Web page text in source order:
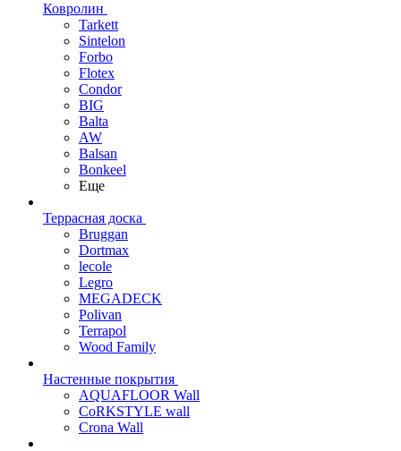
Ковролин
Tarkett
Sintelon
Forbo
Flotex
Condor
BIG
Balta
AW
Balsan
Bonkeel
Еще
Террасная доска
Bruggan
Dortmax
lecole
Legro
MEGADECK
Polivan
Terrapol
Wood Family
Настенные покрытия
AQUAFLOOR Wall
CoRKSTYLE wall
Crona Wall